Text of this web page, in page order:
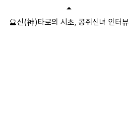
🔮신(神)타로의 시초, 콩쥐신녀 인터뷰